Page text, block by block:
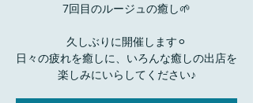
7回目のルージュの癒し🌱
久しぶりに開催します⚪︎
日々の疲れを癒しに、いろんな癒しの出店を